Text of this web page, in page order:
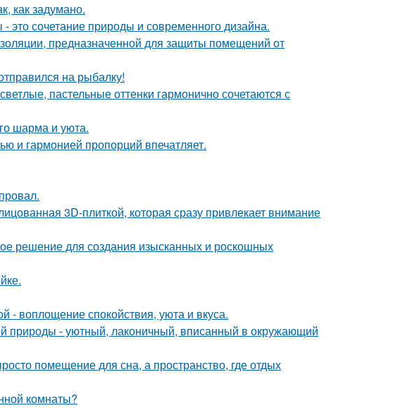
как задумано.
сочетание природы и современного дизайна.
предназначенной для защиты помещений от
на рыбалку!
пастельные оттенки гармонично сочетаются с
шарма и уюта.
и гармонией пропорций впечатляет.
3D-плиткой, которая сразу привлекает внимание
решение для создания изысканных и роскошных
- воплощение спокойствия, уюта и вкуса.
природы - уютный, лаконичный, вписанный в окружающий
помещение для сна, а пространство, где отдых
комнаты?